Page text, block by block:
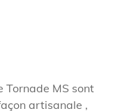
Tornade MS sont
artisanale ,